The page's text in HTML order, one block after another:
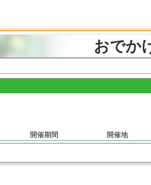
おでか
開催期間 開催地